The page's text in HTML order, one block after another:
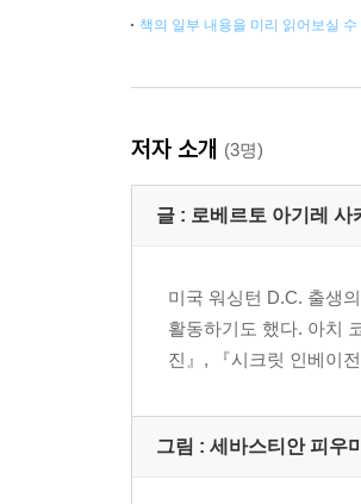
책의 일부 내용을 미리 읽어보실
저자 소개 (3명)
글 : 로베르토 아기레 사
미국 워싱턴 D.C. 출생
활동하기도 했다. 아치
진』, 『시크릿 인베이
그림 : 세바스티안 피우